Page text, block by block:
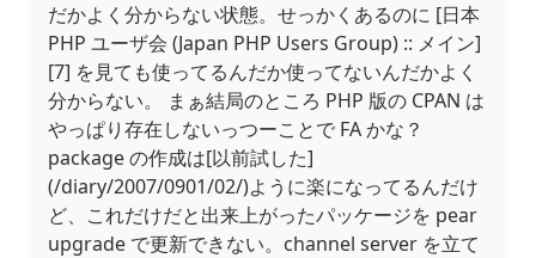
だかよく分からない状態。せっかくあるのに [日本
PHP ユーザ会 (Japan PHP Users Group) :: メイン]
[7] を見ても使ってるんだか使ってないんだかよく
分からない。 まぁ結局のところ PHP 版の CPAN は
やっぱり存在しないっつーことで FA かな？
package の作成は[以前試した]
(/diary/2007/0901/02/)ように楽になってるんだけ
ど、これだけだと出来上がったパッケージを pear
upgrade で更新できない。channel server を立て